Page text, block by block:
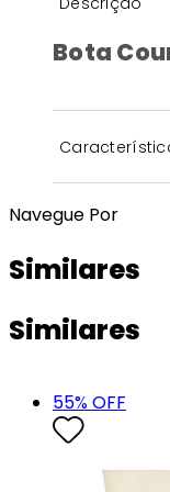
Bota
Navegue Por
Similares
Similares
55% OFF